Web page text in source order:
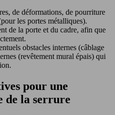
de déformations, de pourriture
les portes métalliques).
de la porte et du cadre, afin que
obstacles internes (câblage
(revêtement mural épais) qui
pour une
de la serrure